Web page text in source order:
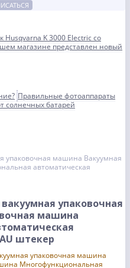
Husqvarna K 3000 Electric со
магазине представлен новый
Правильные фотоаппараты
солнечных батарей
упаковочная машина Вакуумная
автоматическая
упаковочная
машина
штекер